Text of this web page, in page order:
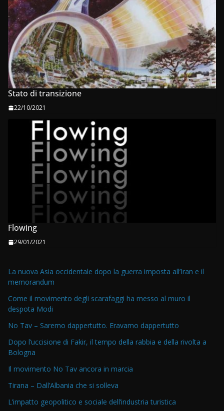
Stato di transizione
22/10/2021
Flowing
29/01/2021
La nuova Asia occidentale dopo la guerra imposta all’Iran e il
memorandum
Come il movimento degli scarafaggi ha messo al muro il
despota Modi
No Tav – Saremo dappertutto. Eravamo dappertutto
Dopo l’uccisione di Fakir, il tempo della rabbia e della rivolta a
Bologna
Il movimento No Tav ancora in marcia
Tirana – Dall’Albania che si solleva
L’impatto geopolitico e sociale dell’industria turistica